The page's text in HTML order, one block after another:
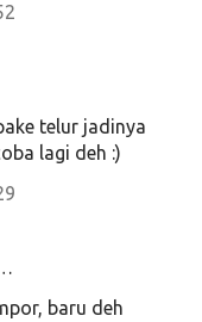
telur jadinya
lagi deh :)
baru deh